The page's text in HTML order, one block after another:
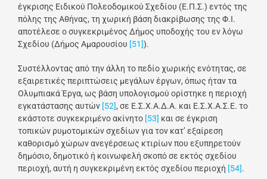
έγκρισης Ειδικού Πολεοδομικού Σχεδίου (Ε.Π.Σ.) εντός της
πόλης της Αθήνας, τη χωρική βάση διακρίβωσης της Φ.Ι.
αποτέλεσε ο συγκεκριμένος Δήμος υποδοχής του εν λόγω
Σχεδίου (Δήμος Αμαρουσίου [51]).
Συστέλλοντας από την άλλη το πεδίο χωρικής ενότητας, σε
εξαιρετικές περιπτώσεις μεγάλων έργων, όπως ήταν τα
Ολυμπιακά Έργα, ως βάση υπολογισμού ορίστηκε η περιοχή
εγκατάστασης αυτών [52], σε Ε.Σ.Χ.Α.Δ.Α. και Ε.Σ.Χ.Α.Σ.Ε. το
εκάστοτε συγκεκριμένο ακίνητο [53] και σε έγκριση
τοπικών ρυμοτομικών σχεδίων για τον κατ’ εξαίρεση
καθορισμό χώρων ανεγέρσεως κτιρίων που εξυπηρετούν
δημόσιο, δημοτικό ή κοινωφελή σκοπό σε εκτός σχεδίου
περιοχή, αυτή η συγκεκριμένη εκτός σχεδίου περιοχή [54].